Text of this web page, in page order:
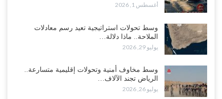
أغسطس 1, 2026
وسط تحولات استراتيجية تعيد رسم معادلات
الملاحة.. ماذا دلالة…
يوليو 29, 2026
وسط مخاوف أمنية وتحولات إقليمية متسارعة..
الرياض تجند الآلاف…
يوليو 26, 2026